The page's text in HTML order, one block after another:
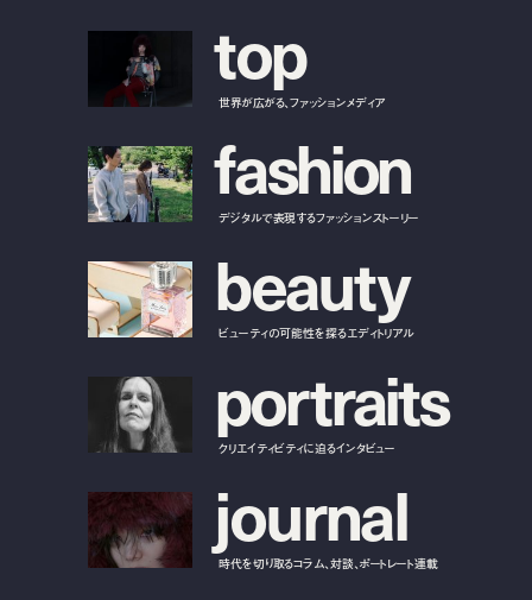
top
世界が広がる、ファッションメディア
fashion
デジタルで表現するファッションストーリー
beauty
ビューティの可能性を探るエディトリアル
portraits
クリエイティビティに迫るインタビュー
journal
時代を切り取るコラム、対談、ポートレート連載